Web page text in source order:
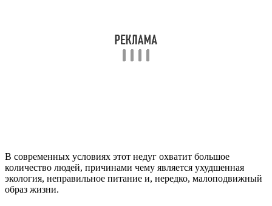
В современных условиях этот недуг охватит большое
количество людей, причинами чему является ухудшенная
экология, неправильное питание и, нередко, малоподвижный
образ жизни.